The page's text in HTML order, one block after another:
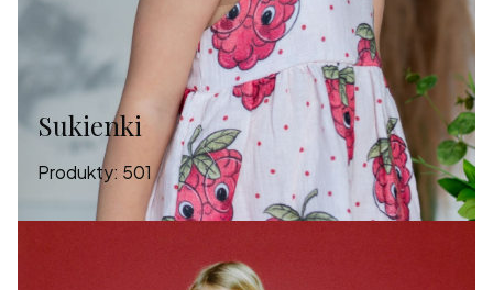
Sukienki
Produkty: 501